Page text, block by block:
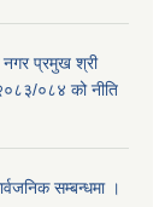
नगर प्रमुख श्री
०८४ को नीति
सम्बन्धमा ।